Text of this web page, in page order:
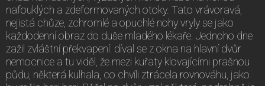
nafouklých a zdeformovaných otoky. Tato vrávoravá,
nejistá chůze, zchromlé a opuchlé nohy vryly se jako
každodenní obraz do duše mladého lékaře. Jednoho dne
zažil zvláštní překvapení: díval se z okna na hlavní dvůr
nemocnice a tu viděl, že mezi kuřaty klovajícími prašnou
půdu, některá kulhala, co chvíli ztrácela rovnováhu, jako